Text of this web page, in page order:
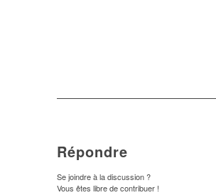
Répondre
Se joindre à la discussion ?
Vous êtes libre de contribuer !